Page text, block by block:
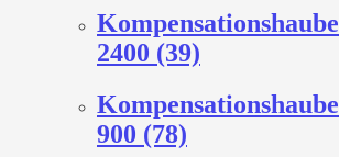
Kompensationshaube
2400 (39)
Kompensationshaube
900 (78)